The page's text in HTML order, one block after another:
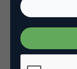
eveneens hun
telefonische
voorzien.